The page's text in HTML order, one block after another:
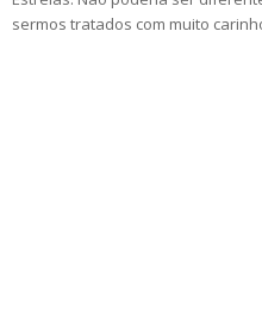
sermos tratados com muito